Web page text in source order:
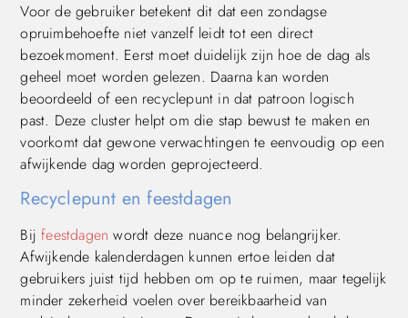
Voor de gebruiker betekent dit dat een zondagse
opruimbehoefte niet vanzelf leidt tot een direct
bezoekmoment. Eerst moet duidelijk zijn hoe de dag als
geheel moet worden gelezen. Daarna kan worden
beoordeeld of een recyclepunt in dat patroon logisch
past. Deze cluster helpt om die stap bewust te maken en
voorkomt dat gewone verwachtingen te eenvoudig op een
afwijkende dag worden geprojecteerd.
Recyclepunt en feestdagen
Bij feestdagen wordt deze nuance nog belangrijker.
Afwijkende kalenderdagen kunnen ertoe leiden dat
gebruikers juist tijd hebben om op te ruimen, maar tegelijk
minder zekerheid voelen over bereikbaarheid van